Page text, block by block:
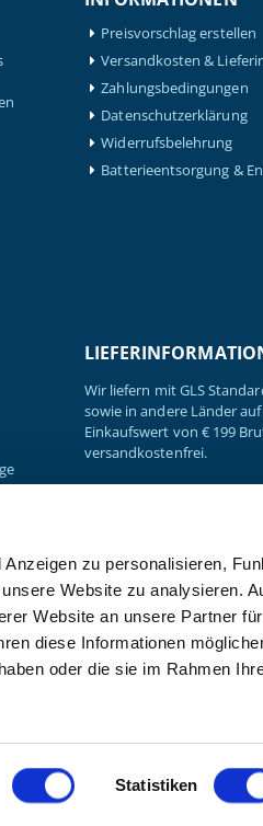
zu personalisieren,
Website zu analysieren.
Website an unsere Partner
diese Informationen
oder die sie im Rahmen
Statistiken
Preisvorschlag erstellen
Versandkosten &
Zahlungsbedingungen
Datenschutzerklärung
Widerrufsbelehrung
Batterieentsorgung &
&
Wir liefern mit GLS
sowie in andere Länder
Einkaufswert von € 199
versandkostenfrei.
Copyright